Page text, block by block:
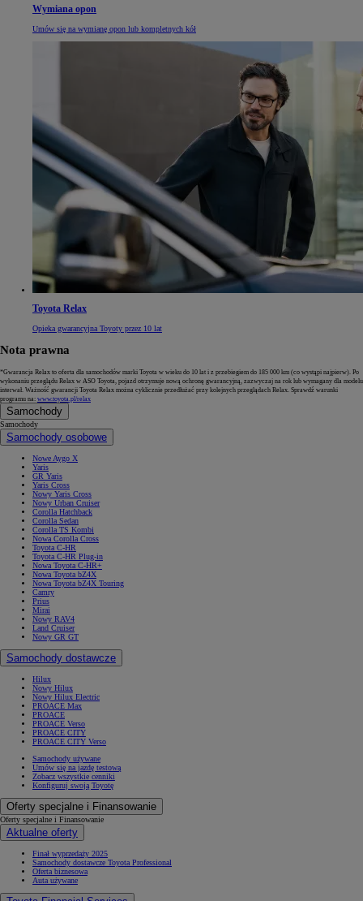
Wymiana opon
Umów się na wymianę opon lub kompletnych kół
Toyota Relax
Opieka gwarancyjna Toyoty przez 10 lat
Nota prawna
*Gwarancja Relax to oferta dla samochodów marki Toyota w wieku do 10 lat i z przebiegiem do 185 000 km (co wystąpi najpierw). Po
wykonaniu przeglądu Relax w ASO Toyota, pojazd otrzymuje nową ochronę gwarancyjną, zazwyczaj na rok lub wymagany dla modelu
interwał. Ważność gwarancji Toyota Relax można cyklicznie przedłużać przy kolejnych przeglądach Relax. Sprawdź warunki
programu na: www.toyota.pl/relax
Samochody
Samochody
Samochody osobowe
Nowe Aygo X
Yaris
GR Yaris
Yaris Cross
Nowy Yaris Cross
Nowy Urban Cruiser
Corolla Hatchback
Corolla Sedan
Corolla TS Kombi
Nowa Corolla Cross
Toyota C-HR
Toyota C-HR Plug-in
Nowa Toyota C-HR+
Nowa Toyota bZ4X
Nowa Toyota bZ4X Touring
Camry
Prius
Mirai
Nowy RAV4
Land Cruiser
Nowy GR GT
Samochody dostawcze
Hilux
Nowy Hilux
Nowy Hilux Electric
PROACE Max
PROACE
PROACE Verso
PROACE CITY
PROACE CITY Verso
Samochody używane
Umów się na jazdę testową
Zobacz wszystkie cenniki
Konfiguruj swoją Toyotę
Oferty specjalne i Finansowanie
Oferty specjalne i Finansowanie
Aktualne oferty
Finał wyprzedaży 2025
Samochody dostawcze Toyota Professional
Oferta biznesowa
Auta używane